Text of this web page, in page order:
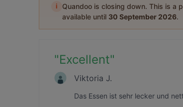
i
Quandoo is closing down. This is a
available until 30 September 2026.
"Excellent"
Viktoria J.
Das Essen ist sehr lecker und